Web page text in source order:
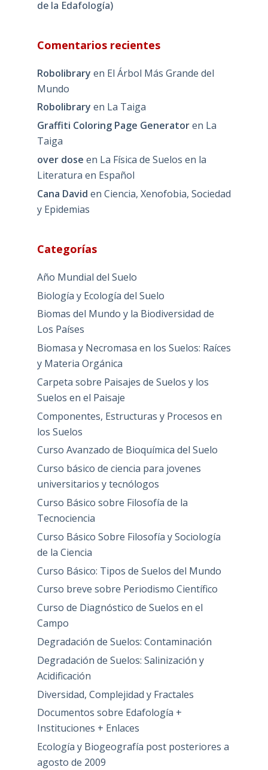
de la Edafología)
Comentarios recientes
Robolibrary en El Árbol Más Grande del
Mundo
Robolibrary en La Taiga
Graffiti Coloring Page Generatoren La
Taiga
over dose en La Física de Suelos en la
Literatura en Español
Cana David en Ciencia, Xenofobia, Sociedad
y Epidemias
Categorías
Año Mundial del Suelo
Biología y Ecología del Suelo
Biomas del Mundo y la Biodiversidad de
Los Países
Biomasa y Necromasa en los Suelos: Raíces
y Materia Orgánica
Carpeta sobre Paisajes de Suelos y los
Suelos en el Paisaje
Componentes, Estructuras y Procesos en
los Suelos
Curso Avanzado de Bioquímica del Suelo
Curso básico de ciencia para jovenes
universitarios y tecnólogos
Curso Básico sobre Filosofía de la
Tecnociencia
Curso Básico Sobre Filosofía y Sociología
de la Ciencia
Curso Básico: Tipos de Suelos del Mundo
Curso breve sobre Periodismo Científico
Curso de Diagnóstico de Suelos en el
Campo
Degradación de Suelos: Contaminación
Degradación de Suelos: Salinización y
Acidificación
Diversidad, Complejidad y Fractales
Documentos sobre Edafología +
Instituciones + Enlaces
Ecología y Biogeografía post posteriores a
agosto de 2009